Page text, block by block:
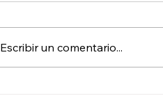
Escribir un comentario...